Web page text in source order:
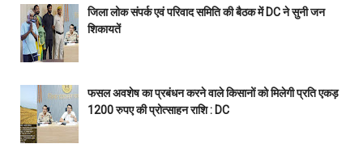
जिला लोक संपर्क एवं परिवाद समिति की बैठक में DC ने सुनी जन
शिकायतें
फसल अवशेष का प्रबंधन करने वाले किसानों को मिलेगी प्रति एकड़
1200 रुपए की प्रोत्साहन राशि : DC